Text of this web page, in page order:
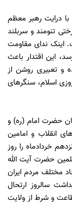
درایت رهبر معظم
تنومند و سربلند
اینک ندای مقاومت
این اقتدار باعث
و تعبیری روشن از
اسلام، سنگرهای
حضرت امام (ره) و
انقلاب و امامین
خردادماه را روز
حضرت آیت الله
مختلف مردم ایران
سالروز ارتحال
و شرط از ولایت